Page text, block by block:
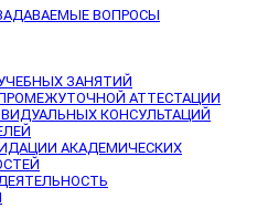
ВОПРОСЫ
ЗАНЯТИЙ
АТТЕСТАЦИИ
КОНСУЛЬТАЦИЙ
АКАДЕМИЧЕСКИХ